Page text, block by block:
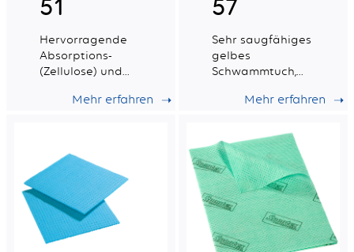
51
Hervorragende
Absorptions-
(Zellulose) und
Mehr erfahren
57
Sehr saugfähiges
gelbes
Schwammtuch,
einem
Gewebe.
Mehr erfahren